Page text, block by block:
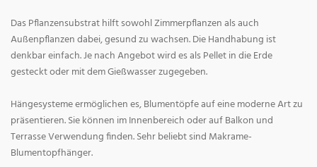
Das Pflanzensubstrat hilft sowohl Zimmerpflanzen als auch
Außenpflanzen dabei, gesund zu wachsen. Die Handhabung ist
denkbar einfach. Je nach Angebot wird es als Pellet in die Erde
gesteckt oder mit dem Gießwasser zugegeben.
Hängesysteme ermöglichen es, Blumentöpfe auf eine moderne Art zu
präsentieren. Sie können im Innenbereich oder auf Balkon und
Terrasse Verwendung finden. Sehr beliebt sind Makrame-
Blumentopfhänger.